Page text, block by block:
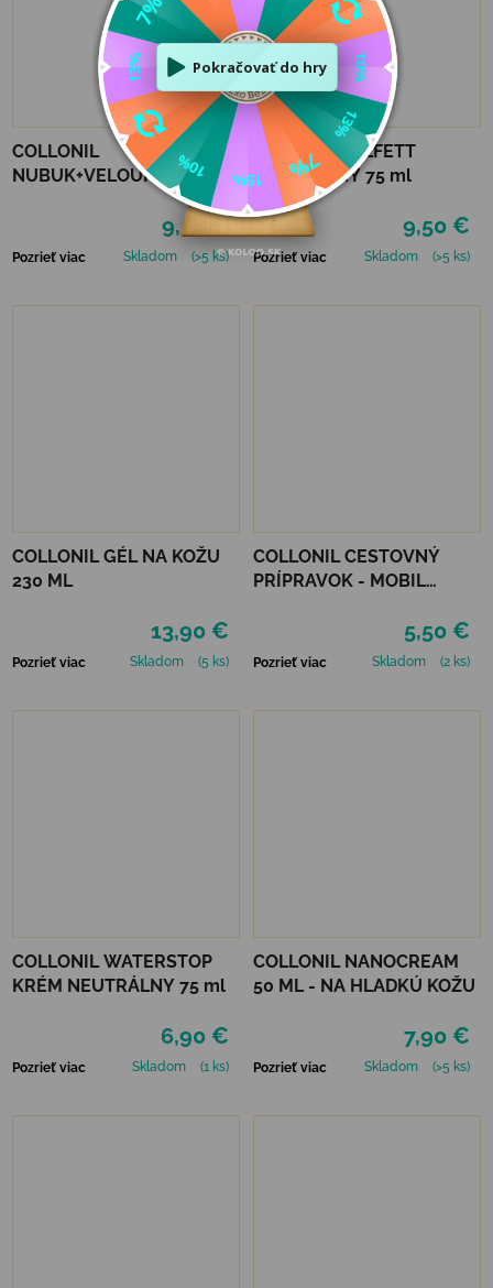
COLLONIL
NUBUK+VELOURS ČIERNY
9,50 €
Pozrieť viac Skladom (>5 ks)
COLLONIL NILFETT
NEUTRÁLNY 75 ml
9,50 €
Pozrieť viac Skladom (>5 ks)
COLLONIL GÉL NA KOŽU
230 ML
13,90 €
Pozrieť viac Skladom (5 ks)
COLLONIL CESTOVNÝ
PRÍPRAVOK - MOBIL
5,50 €
Pozrieť viac Skladom (2 ks)
COLLONIL WATERSTOP
KRÉM NEUTRÁLNY 75 ml
6,90 €
Pozrieť viac Skladom (1 ks)
COLLONIL NANOCREAM
50 ML - NA HLADKÚ KOŽU
7,90 €
Pozrieť viac Skladom (>5 ks)